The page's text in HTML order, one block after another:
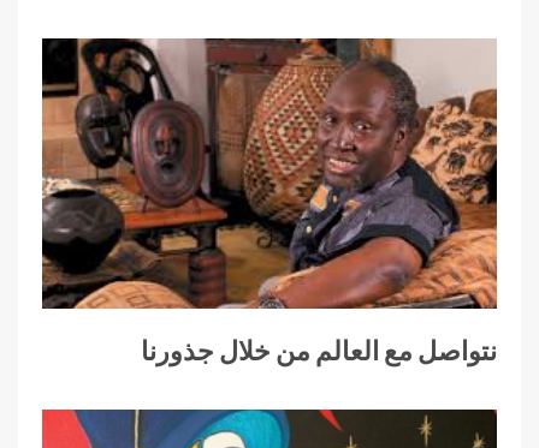
نتواصل مع العالم من خلال جذورنا